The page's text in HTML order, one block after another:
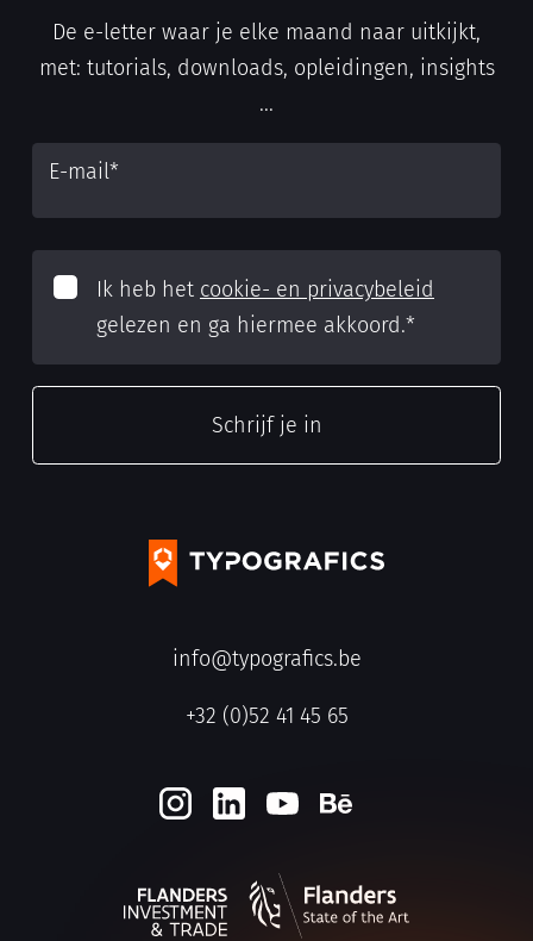
info@typografics.be
+32 (0)52 41 45 65
De e-letter waar je elke maand naar uitkijkt,
met: tutorials, downloads, opleidingen, insights
...
E-mail*
Ik heb het cookie- en privacybeleid
gelezen en ga hiermee akkoord.*